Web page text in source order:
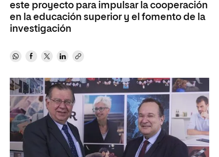
este proyecto para impulsar la cooperación
en la educación superior y el fomento de la
investigación